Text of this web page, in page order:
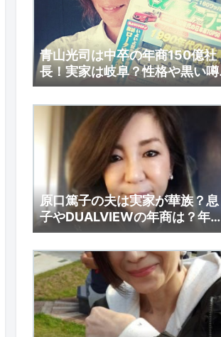
青山光司は中卒の年商150億社
長！実家は岐阜？性格や黒い噂
とは？
原口篤子の夫は実家が華族？息
子やDUALVIEWの年商は？年収
も調査！